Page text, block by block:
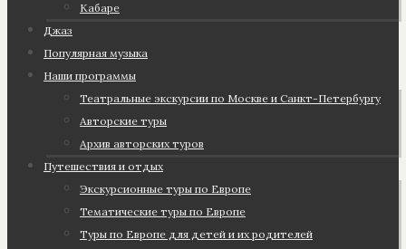
Кабаре
Джаз
Популярная музыка
Наши программы
Театральные экскурсии по Москве и Санкт-Петербургу
Авторские туры
Архив авторских туров
Путешествия и отдых
Экскурсионные туры по Европе
Тематические туры по Европе
Туры по Европе для детей и их родителей